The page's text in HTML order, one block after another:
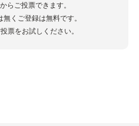
らご投票できます。
くご登録は無料です。
票をお試しください。